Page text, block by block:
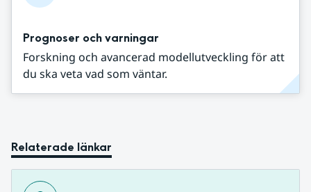
Prognoser och varningar
Forskning och avancerad modellutveckling för att
du ska veta vad som väntar.
Relaterade länkar